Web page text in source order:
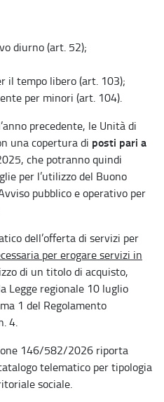
diurno (art. 52);
il tempo libero (art. 103);
per minori (art. 104).
precedente, le Unità di
una copertura di posti pari a
che potranno quindi
per l’utilizzo del Buono
pubblico e operativo per
dell’offerta di servizi per
per erogare servizi in
di un titolo di acquisto,
Legge regionale 10 luglio
1 del Regolamento
4.
146/582/2026 riporta
telematico per tipologia
sociale.